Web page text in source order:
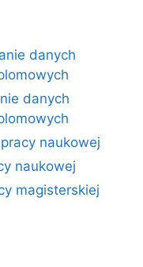
danych
danych
naukowej
naukowej
magisterskiej